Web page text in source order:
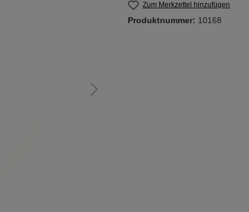
Zum Merkzettel hinzufügen
Produktnummer: 10168